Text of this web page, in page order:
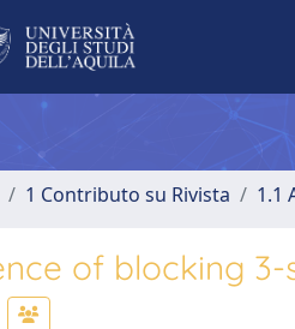
1 Contributo su Rivista 1.1
of blocking 3-